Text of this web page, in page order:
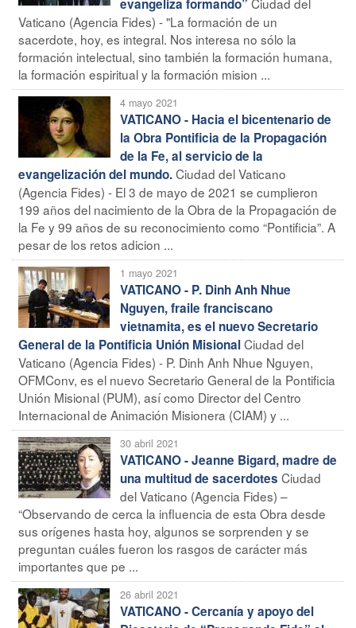
evangeliza formando”
Vaticano (Agencia Fides) - "La formación de un
sacerdote, hoy, es integral. Nos interesa no sólo la
formación intelectual, sino también la formación humana,
la formación espiritual y la formación mision ...
4 mayo 2021
VATICANO - Hacia el bicentenario de
la Obra Pontificia de la Propagación
de la Fe, al servicio de la
evangelización del mundo.Ciudad del Vaticano
(Agencia Fides) - El 3 de mayo de 2021 se cumplieron
199 años del nacimiento de la Obra de la Propagación de
la Fe y 99 años de su reconocimiento como “Pontificia”. A
pesar de los retos adicion ...
1 mayo 2021
VATICANO - P. Dinh Anh Nhue
Nguyen, fraile franciscano
vietnamita, es el nuevo Secretario
General de la Pontificia Unión MisionalCiudad del
Vaticano (Agencia Fides) - P. Dinh Anh Nhue Nguyen,
OFMConv, es el nuevo Secretario General de la Pontificia
Unión Misional (PUM), así como Director del Centro
Internacional de Animación Misionera (CIAM) y ...
30 abril 2021
VATICANO - Jeanne Bigard, madre de
una multitud de sacerdotes Ciudad
del Vaticano (Agencia Fides) –
“Observando de cerca la influencia de esta Obra desde
sus orígenes hasta hoy, algunos se sorprenden y se
preguntan cuáles fueron los rasgos de carácter más
importantes que pe ...
26 abril 2021
VATICANO - Cercanía y apoyo del